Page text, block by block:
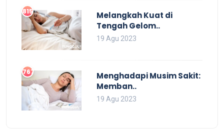
815
Melangkah Kuat di
Tengah Gelom..
19 Agu 2023
767
Menghadapi Musim Sakit:
Memban..
19 Agu 2023